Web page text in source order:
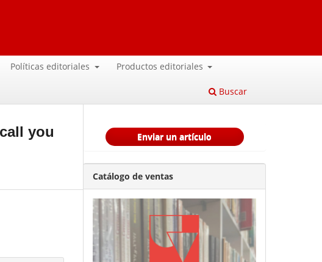
Políticas editoriales Productos editoriales
Buscar
you
Enviar un artículo
Catálogo de ventas